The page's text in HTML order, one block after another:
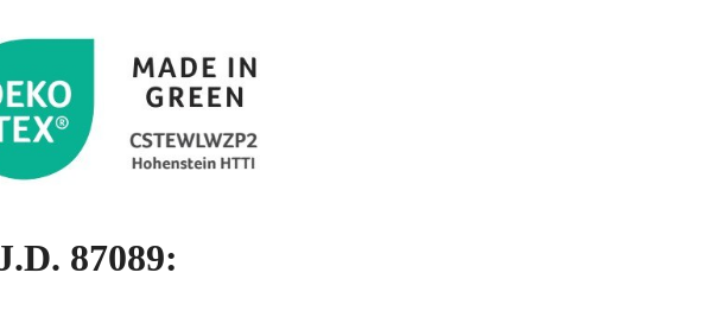
87089: